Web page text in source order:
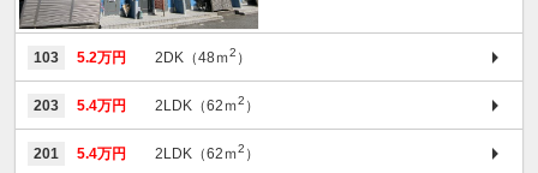
103 5.2万円 2DK（48ｍ2 ）
203 5.4万円 2LDK（62ｍ2 ）
201 5.4万円 2LDK（62ｍ2 ）